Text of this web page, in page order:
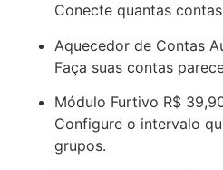
Conecte quantas
Aquecedor de Contas
Faça suas contas
Módulo Furtivo R$
Configure o intervalo
grupos.